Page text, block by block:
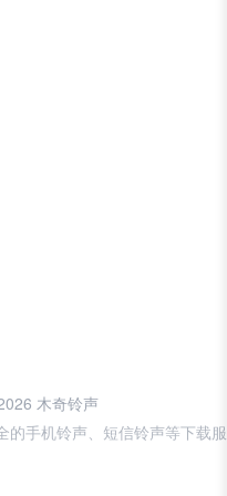
木奇铃声
手机铃声、短信铃声等下载服